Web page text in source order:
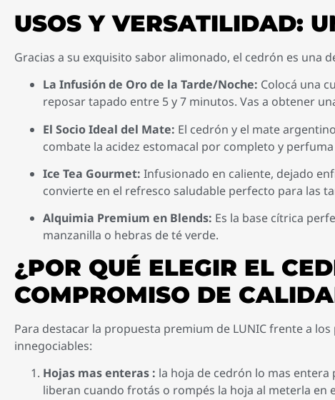
USOS Y VERSATILIDAD:
Gracias a su exquisito sabor alimonado, el cedrón es una
La Infusión de Oro de la Tarde/Noche: Colocá una
reposar tapado entre 5 y 7 minutos. Vas a obtener
El Socio Ideal del Mate: El cedrón y el mate
combate la acidez estomacal por completo y
Ice Tea Gourmet: Infusionado en caliente, dejado
convierte en el refresco saludable perfecto para las
Alquimia Premium en Blends: Es la base cítrica
manzanilla o hebras de té verde.
¿POR QUÉ ELEGIR EL
COMPROMISO DE
Para destacar la propuesta premium de LUNIC frente a
innegociables:
Hojas mas enteras : la hoja de cedrón lo mas
liberan cuando frotás o rompés la hoja al meterla en